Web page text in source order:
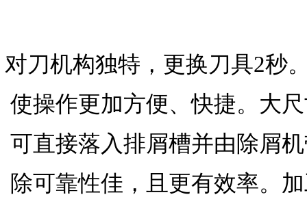
对刀机构独特，更换刀具2秒
使操作更加方便、快捷。大
可直接落入排屑槽并由除屑
除可靠性佳，且更有效率。